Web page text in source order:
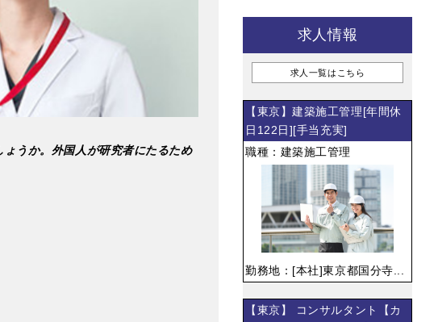
うか。外国人が研究者にたるため
求人情報
求人一覧はこちら
【東京】建築施工管理[年間休
日122日][手当充実]
職種：建築施工管理
勤務地：[本社]東京都国分寺...
【東京】 コンサルタント【カ